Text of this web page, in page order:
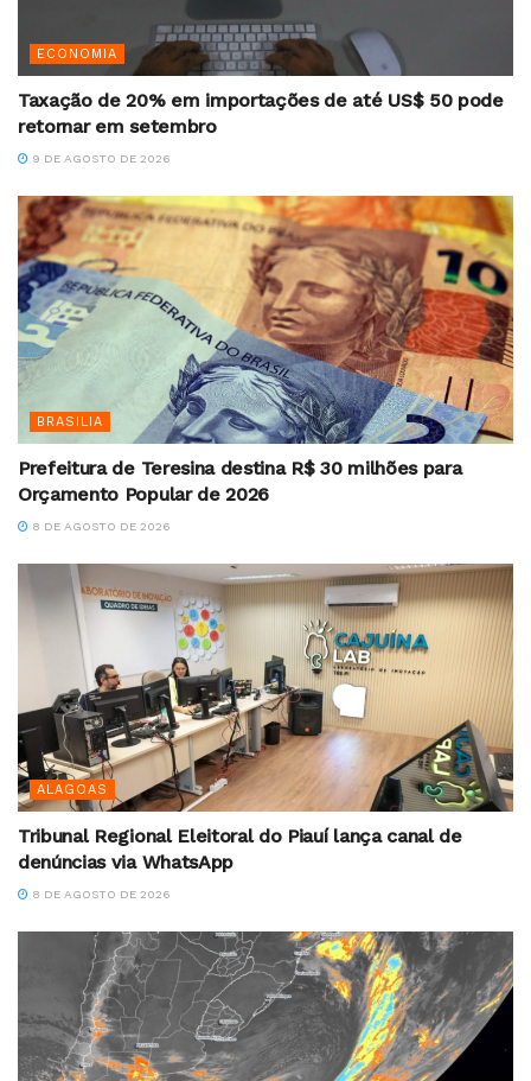
ECONOMIA
Taxação de 20% em importações de até US$ 50 pode
retornar em setembro
9 DE AGOSTO DE 2026
BRASILIA
Prefeitura de Teresina destina R$ 30 milhões para
Orçamento Popular de 2026
8 DE AGOSTO DE 2026
ALAGOAS
Tribunal Regional Eleitoral do Piauí lança canal de
denúncias via WhatsApp
8 DE AGOSTO DE 2026